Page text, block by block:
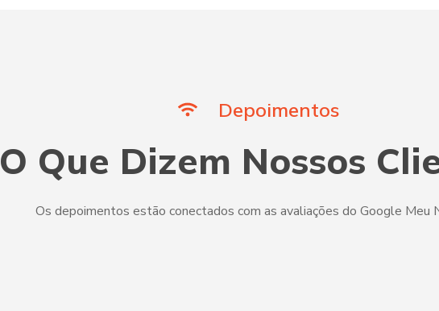
Depoimentos
O Que Dizem Nossos
Os depoimentos estão conectados com as avaliações do Google Meu